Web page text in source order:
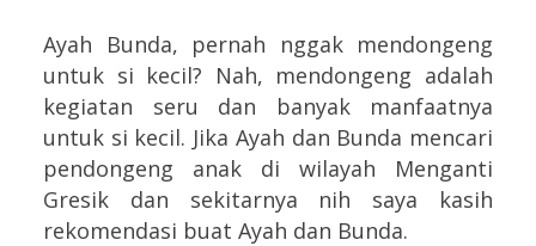
Ayah Bunda, pernah nggak mendongeng
untuk si kecil? Nah, mendongeng adalah
kegiatan seru dan banyak manfaatnya
untuk si kecil. Jika Ayah dan Bunda mencari
pendongeng anak di wilayah Menganti
Gresik dan sekitarnya nih saya kasih
rekomendasi buat Ayah dan Bunda.